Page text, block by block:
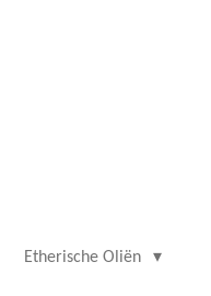
Etherische Oliën